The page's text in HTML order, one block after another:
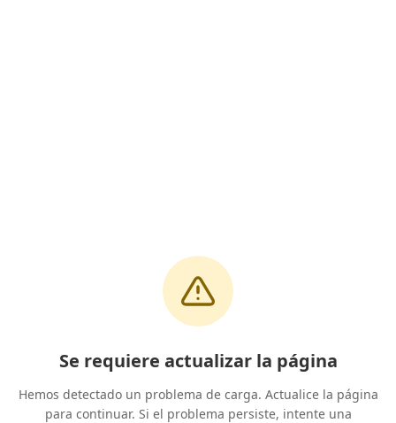
Se requiere actualizar la página
Hemos detectado un problema de carga. Actualice la página
para continuar. Si el problema persiste, intente una